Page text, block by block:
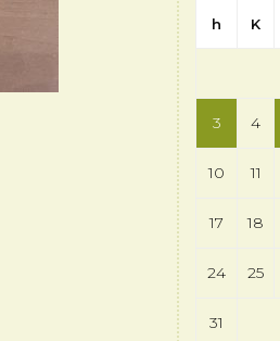
h K
3 4
10 11
17 18
24 25
31